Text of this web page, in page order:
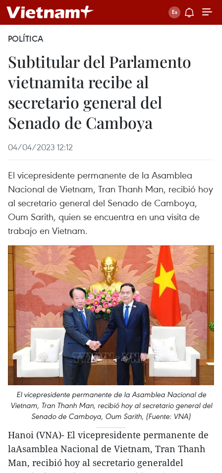
POLÍTICA
Subtitular del Parlamento
vietnamita recibe al
secretario general del
Senado de Camboya
04/04/2023 12:12
El vicepresidente permanente de la Asamblea
Nacional de Vietnam, Tran Thanh Man, recibió hoy
al secretario general del Senado de Camboya,
Oum Sarith, quien se encuentra en una visita de
trabajo en Vietnam.
El vicepresidente permanente de la Asamblea Nacional de
Vietnam, Tran Thanh Man, recibió hoy al secretario general del
Senado de Camboya, Oum Sarith, (Fuente: VNA)
Hanoi (VNA)- El vicepresidente permanente de
laAsamblea Nacional de Vietnam, Tran Thanh
Man, recibió hoy al secretario generaldel